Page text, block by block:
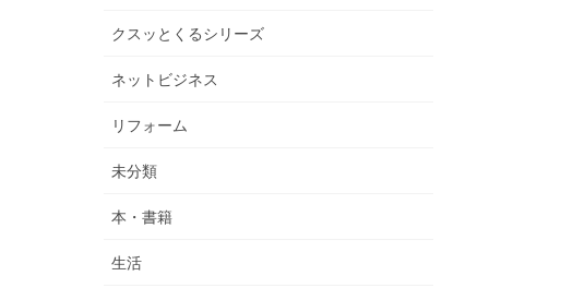
クスッとくるシリーズ
ネットビジネス
リフォーム
未分類
本・書籍
生活